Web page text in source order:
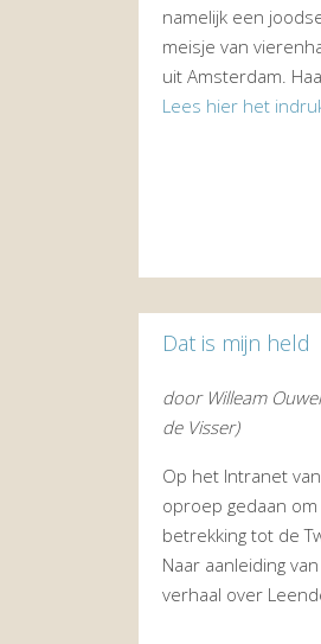
namelijk een
meisje van
uit Amsterdam.
Lees hier het
Dat is mijn held
door Willeam
de Visser)
Op het Intranet
oproep gedaan
betrekking tot de
Naar aanleiding
verhaal over